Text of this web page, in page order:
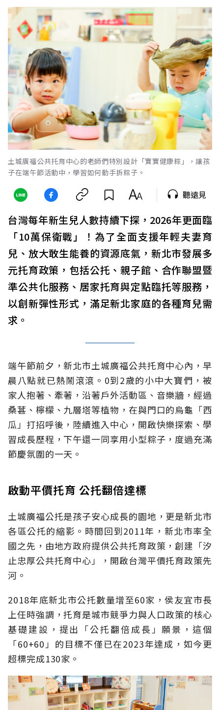
土城廣福公共托育中心的老師們特別設計「寶寶健康粽」，讓孩
子在端午節活動中，學習如何動手拆粽子。
聽遠見
台灣每年新生兒人數持續下探，2026年更面臨
「10萬保衛戰」！為了全面支援年輕夫妻育
兒、放大敢生能養的資源底氣，新北市發展多
元托育政策，包括公托、親子館、合作聯盟暨
準公共化服務、居家托育與定點臨托等服務，
以創新彈性形式，滿足新北家庭的各種育兒需
求。
端午節前夕，新北市土城廣福公共托育中心內，早
晨八點就已熱鬧滾滾。0到2歲的小中大寶們，被
家人抱著、牽著，沿著戶外活動區、音樂牆，經過
桑葚、檸檬、九層塔等植物，在與門口的烏龜「西
瓜」打招呼後，陸續進入中心，開啟快樂探索、學
習成長歷程，下午還一同享用小型粽子，度過充滿
節慶氛圍的一天。
啟動平價托育 公托翻倍達標
土城廣福公托是孩子安心成長的園地，更是新北市
各區公托的縮影。時間回到2011年，新北市率全
國之先，由地方政府提供公共托育政策，創建「汐
止忠厚公共托育中心」，開啟台灣平價托育政策先
河。
2018年底新北市公托數量增至60家，侯友宜市長
上任時強調，托育是城市競爭力與人口政策的核心
基礎建設，提出「公托翻倍成長」願景，這個
「60+60」的目標不僅已在2023年達成，如今更
超標完成130家。